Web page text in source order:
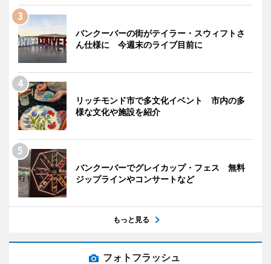
バンクーバーの街がテイラー・スウィフトさ
ん仕様に 今週末のライブ目前に
リッチモンド市で多文化イベント 市内の多
様な文化や施設を紹介
バンクーバーでグレイカップ・フェス 無料
ジップラインやコンサートなど
もっと見る
フォトフラッシュ